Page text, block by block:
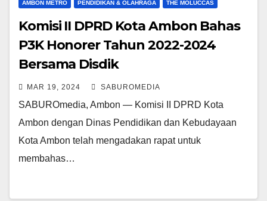
AMBON METRO PENDIDIKAN & OLAHRAGA THE MOLUCCAS
Komisi II DPRD Kota Ambon Bahas
P3K Honorer Tahun 2022-2024
Bersama Disdik
MAR 19, 2024 SABUROMEDIA
SABUROmedia, Ambon — Komisi II DPRD Kota
Ambon dengan Dinas Pendidikan dan Kebudayaan
Kota Ambon telah mengadakan rapat untuk
membahas…